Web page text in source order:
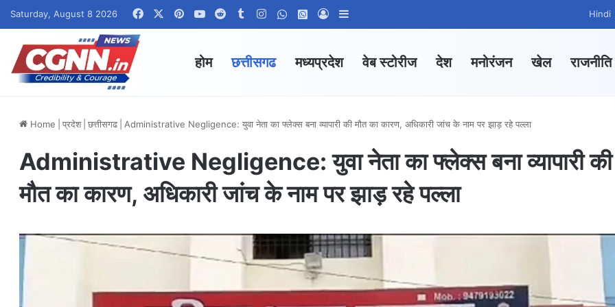
Saturday, August 8 2026 FacebookPinterestYouTubeRedditTumblrInstagramWhatsApp Channel
WhatsApp Group
Log In Hindi
होम छत्तीसगढ मध्यप्रदेश वेब स्टोरीज देश मनोरंजन खेल राजनीति
Home प्रदेश छत्तीसगढ Administrative Negligence: युवा नेता का फ्लेक्स बना व्यापारी की मौत का कारण, अधिकारी जांच के नाम पर झाड़ रहे पल्ला
Administrative Negligence: युवा नेता का फ्लेक्स बना व्यापारी की
मौत का कारण, अधिकारी जांच के नाम पर झाड़ रहे पल्ला